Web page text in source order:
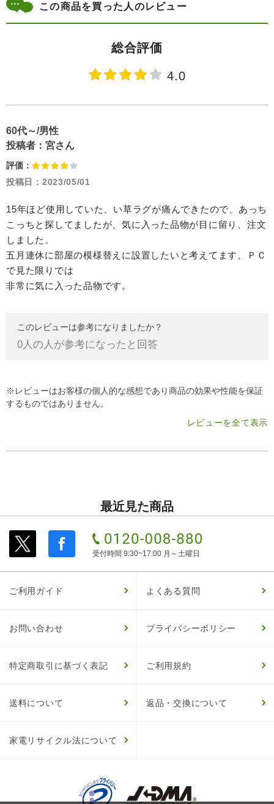
この商品を買った人のレビュー
総合評価
4.0
60代～/男性
投稿者： 宮さん
評価：
投稿日： 2023/05/01
15年ほど使用していた、い草ラグが痛んできたので、あっち
こっちと探してましたが、気に入った品物が目に留り、注文
しました。
五月連休に部屋の模様替えに設置したいと考えてます、ＰＣ
で見た限りでは
非常に気に入った品物です。
このレビューは参考になりましたか？
0 人の人が参考になったと回答
※レビューはお客様の個人的な感想であり商品の効果や性能を保証
するものではありません。
レビューを全て表示
最近見た商品
受付時間 9:30~17:00 月～土曜日
ご利用ガイド よくある質問
お問い合わせ プライバシーポリシー
特定商取引に基づく表記 ご利用規約
送料について 返品・交換について
家電リサイクル法について